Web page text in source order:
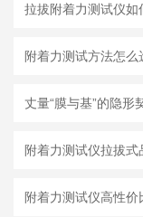
拉拔附着力测试仪如
附着力测试方法怎么
附着力测试仪拉拔式
附着力测试仪高性价